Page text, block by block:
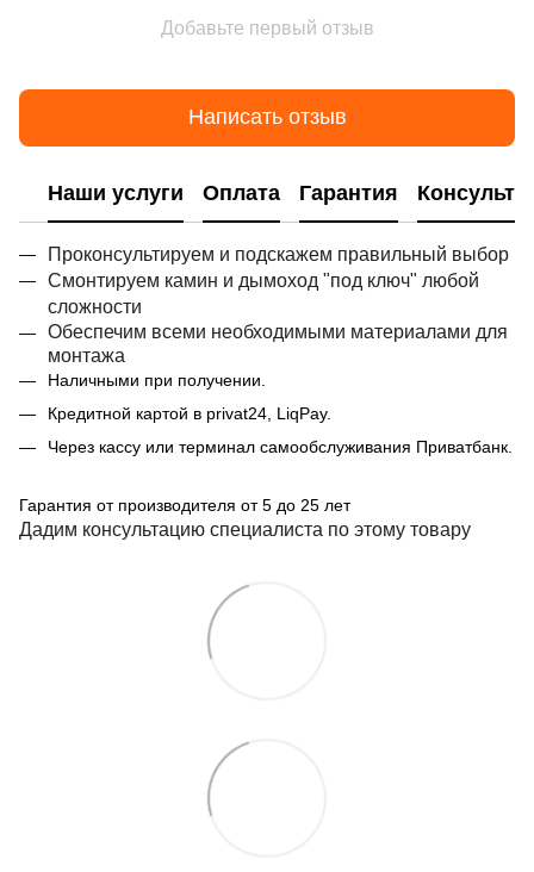
Добавьте первый отзыв
Написать отзыв
Наши услуги Оплата Гарантия
Проконсультируем и подскажем правильный выбор
Смонтируем камин и дымоход "под ключ" любой
сложности
Обеспечим всеми необходимыми материалами для
монтажа
Наличными при получении.
Кредитной картой в privat24, LiqPay.
Через кассу или терминал самообслуживания Приватбанк.
Гарантия от производителя от 5 до 25 лет
Дадим консультацию специалиста по этому товару